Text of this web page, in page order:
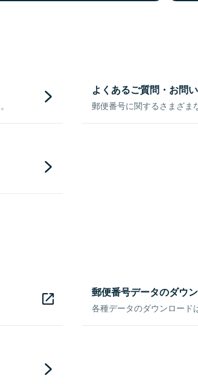
よくあるご質問・お問
郵便番号に関するさまざま
郵便番号データのダウ
各種データのダウンロード